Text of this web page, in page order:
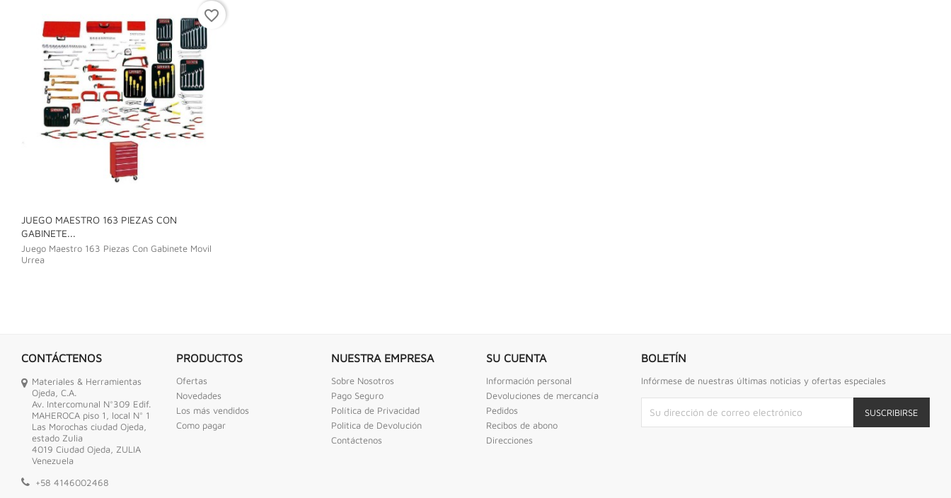
JUEGO MAESTRO 163 PIEZAS CON
GABINETE...
Juego Maestro 163 Piezas Con Gabinete Movil
Urrea
favorite_border
CONTÁCTENOS
Materiales & Herramientas
Ojeda, C.A.
Av. Intercomunal N°309 Edif.
MAHEROCA piso 1, local N° 1
Las Morochas ciudad Ojeda,
estado Zulia
4019 Ciudad Ojeda, ZULIA
Venezuela
+58 4146002468
PRODUCTOS
Ofertas
Novedades
Los más vendidos
Como pagar
NUESTRA EMPRESA
Sobre Nosotros
Pago Seguro
Política de Privacidad
Politica de Devolución
Contáctenos
SU CUENTA
Información personal
Devoluciones de mercancía
Pedidos
Recibos de abono
Direcciones
BOLETÍN
Infórmese de nuestras últimas noticias y ofertas especiales